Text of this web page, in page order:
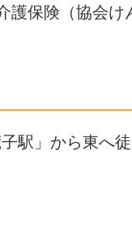
護保険（協会け
駅」から東へ